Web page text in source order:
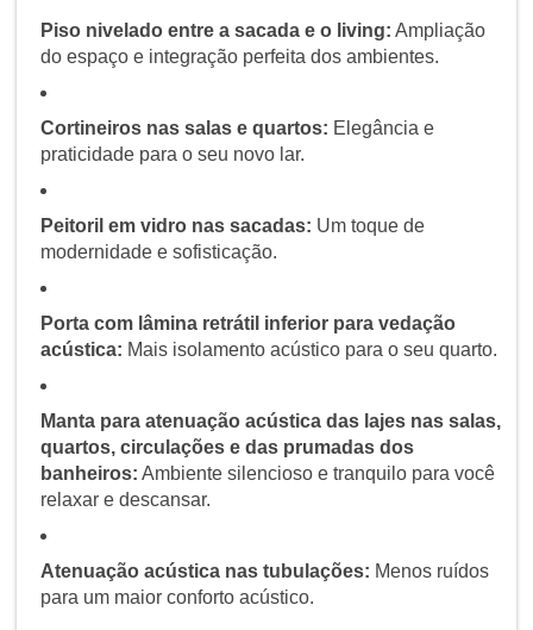
Piso nivelado entre a sacada e o living: Ampliação
do espaço e integração perfeita dos ambientes.
Cortineiros nas salas e quartos: Elegância e
praticidade para o seu novo lar.
Peitoril em vidro nas sacadas: Um toque de
modernidade e sofisticação.
Porta com lâmina retrátil inferior para vedação
acústica: Mais isolamento acústico para o seu quarto.
Manta para atenuação acústica das lajes nas salas,
quartos, circulações e das prumadas dos
banheiros: Ambiente silencioso e tranquilo para você
relaxar e descansar.
Atenuação acústica nas tubulações: Menos ruídos
para um maior conforto acústico.